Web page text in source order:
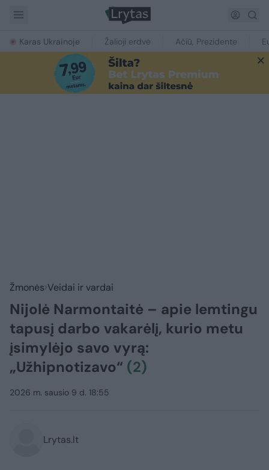
Karas Ukrainoje Žalioji erdvė Ačiū, Prezidente
Žmonės Veidai ir vardai
Nijolė Narmontaitė – apie lemtingu
tapusį darbo vakarėlį, kurio metu
įsimylėjo savo vyrą:
„Užhipnotizavo“ (2)
2026 m. sausio 9 d. 18:55
Lrytas.lt